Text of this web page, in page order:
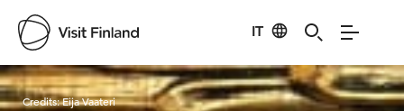
IT
Visit Finland
Credits:Eija Vaateri